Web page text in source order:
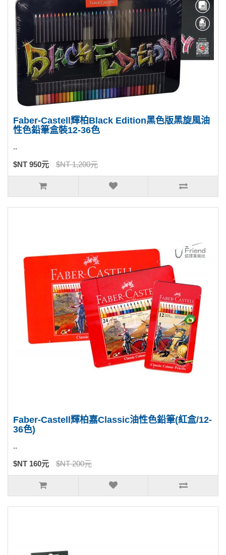
Faber-Castell輝柏Black Edition黑色版黑旋風油
性色鉛筆盒裝12-36色
..
$NT 950元 $NT 1,200元
Faber-Castell輝柏嘉Classic油性色鉛筆(紅盒/12-
36色)
..
$NT 160元 $NT 200元